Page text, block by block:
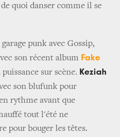
quoi danser comme il se
punk avec Gossip,
son récent album Fake
sur scène. Keziah
son blufunk pour
rythme avant que
tout l'été ne
pour bouger les têtes.